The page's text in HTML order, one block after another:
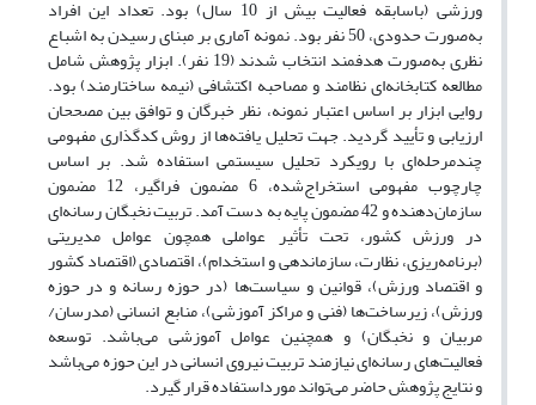
ورزشی (باسابقه فعالیت بیش از 10 سال) بود. تعداد این افراد
به‌صورت حدودی، 50 نفر بود. نمونه آماری بر مبنای رسیدن به اشباع
نظری به‌صورت هدفمند انتخاب شدند (19 نفر). ابزار پژوهش شامل
مطالعه کتابخانه‌ای نظامند و مصاحبه اکتشافی (نیمه ساختارمند) بود.
روایی ابزار بر اساس اعتبار نمونه، نظر خبرگان و توافق بین مصححان
ارزیابی و تأیید گردید. جهت تحلیل یافته‌ها از روش کدگذاری مفهومی
چندمرحله‌ای با رویکرد تحلیل سیستمی استفاده شد. بر اساس
چارچوب مفهومی استخراج‌شده، 6 مضمون فراگیر، 12 مضمون
سازمان‌دهنده و 42 مضمون پایه به دست آمد. تربیت نخبگان رسانه‌ای
در ورزش کشور، تحت تأثیر عواملی همچون عوامل مدیریتی
(برنامه‌ریزی، نظارت، سازماندهی و استخدام)، اقتصادی (اقتصاد کشور
و اقتصاد ورزش)، قوانین و سیاست‌ها (در حوزه رسانه و در حوزه
ورزش)، زیرساخت‌ها (فنی و مراکز آموزشی)، منابع انسانی (مدرسان/
مربیان و نخبگان) و همچنین عوامل آموزشی می‌باشد. توسعه
فعالیت‌های رسانه‌ای نیازمند تربیت نیروی انسانی در این حوزه می‌باشد
و نتایج پژوهش حاضر می‌تواند مورداستفاده قرار گیرد.